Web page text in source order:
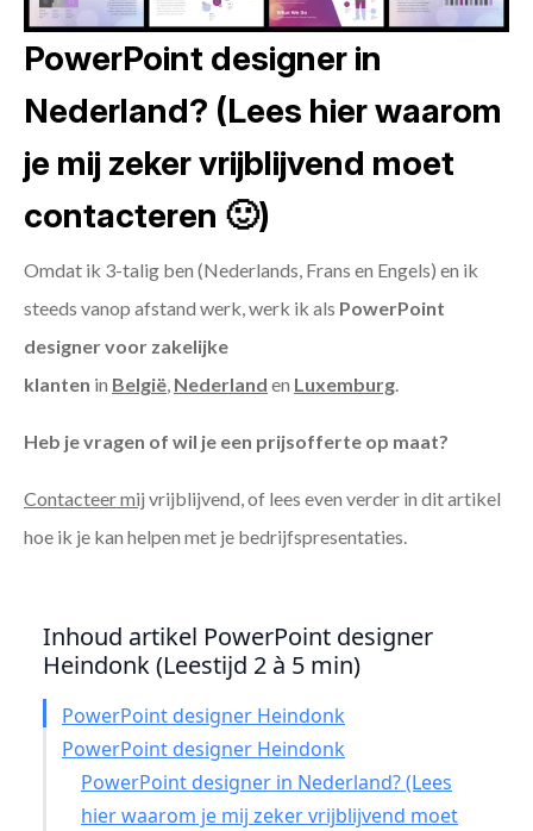
PowerPoint designer in
Nederland? (Lees hier waarom
je mij zeker vrijblijvend moet
contacteren 🙂)
Omdat ik 3-talig ben (Nederlands, Frans en Engels) en ik
steeds vanop afstand werk, werk ik als PowerPoint
designer voor zakelijke
klanten in België, Nederland en Luxemburg.
Heb je vragen of wil je een prijsofferte op maat?
Contacteer mij vrijblijvend, of lees even verder in dit artikel
hoe ik je kan helpen met je bedrijfspresentaties.
Inhoud artikel PowerPoint designer
Heindonk (Leestijd 2 à 5 min)
PowerPoint designer Heindonk
PowerPoint designer Heindonk
PowerPoint designer in Nederland? (Lees
hier waarom je mij zeker vrijblijvend moet